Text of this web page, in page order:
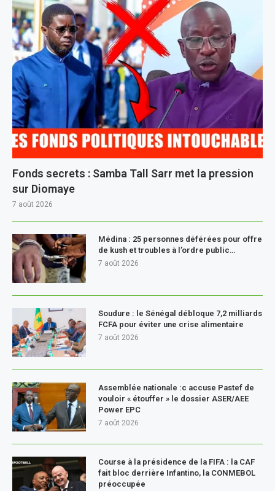
Fonds secrets : Samba Tall Sarr met la pression
sur Diomaye
7 août 2026
Médina : 25 personnes déférées pour offre
de kush et troubles à l’ordre public…
7 août 2026
Soudure : le Sénégal débloque 7,2 milliards
FCFA pour éviter une crise alimentaire
7 août 2026
Assemblée nationale :c accuse Pastef de
vouloir « étouffer » le dossier ASER/AEE
Power EPC
7 août 2026
Course à la présidence de la FIFA : la CAF
fait bloc derrière Infantino, la CONMEBOL
préoccupée